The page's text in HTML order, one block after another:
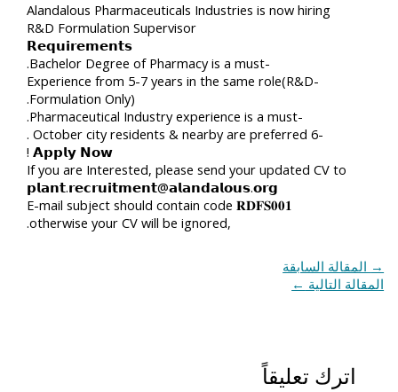
Alandalous Pharmaceuticals Industries is now hiring
R&D Formulation Supervisor
𝗥𝗲𝗾𝘂𝗶𝗿𝗲𝗺𝗲𝗻𝘁𝘀
-Bachelor Degree of Pharmacy is a must.
-Experience from 5-7 years in the same role(R&D
Formulation Only).
-Pharmaceutical Industry experience is a must.
-6 October city residents & nearby are preferred .
𝗔𝗽𝗽𝗹𝘆 𝗡𝗼𝘄 !
If you are Interested, please send your updated CV to
𝗽𝗹𝗮𝗻𝘁.𝗿𝗲𝗰𝗿𝘂𝗶𝘁𝗺𝗲𝗻𝘁@𝗮𝗹𝗮𝗻𝗱𝗮𝗹𝗼𝘂𝘀.𝗼𝗿𝗴
E-mail subject should contain code 𝐑𝐃𝐅𝐒𝟎𝟎𝟏
,otherwise your CV will be ignored.
→ المقالة السابقة
المقالة التالية ←
اترك تعليقاً